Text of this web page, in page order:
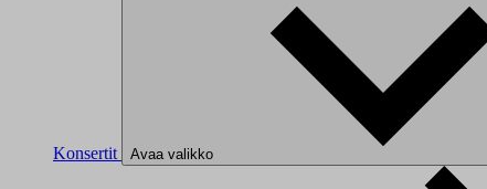
Konsertit Avaa valikko